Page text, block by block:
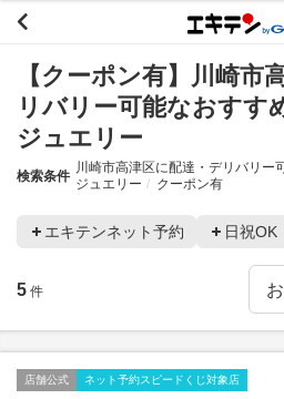
【クーポン有】川崎市
リバリー可能なおすす
ジュエリー
検索条件
川崎市高津区に配達・デリバリー
ジュエリー
クーポン有
エキテンネット予約 日祝OK
5 件
店舗公式 ネット予約スピードくじ対象店